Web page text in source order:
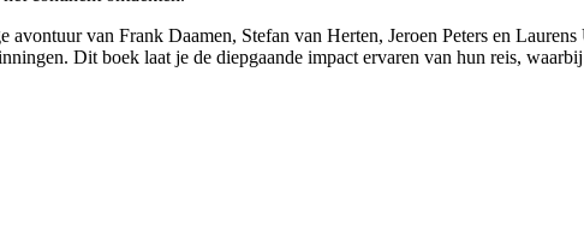
van Frank Daamen, Stefan van Herten, Jeroen Peters en
Dit boek laat je de diepgaande impact ervaren van hun reis,